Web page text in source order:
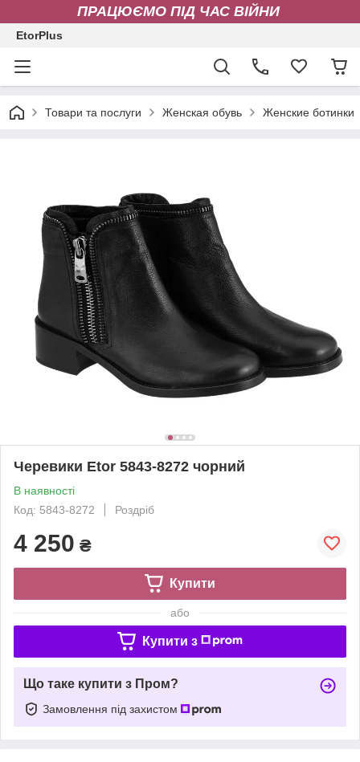
ПРАЦЮЄМО ПІД ЧАС ВІЙНИ
EtorPlus
Товари та послуги Женская обувь Женские ботинки
Черевики Etor 5843-8272 чорний
В наявності
Код: 5843-8272
Роздріб
4 250 ₴
Купити
або
Купити з
Що таке купити з Пром?
Замовлення під захистом